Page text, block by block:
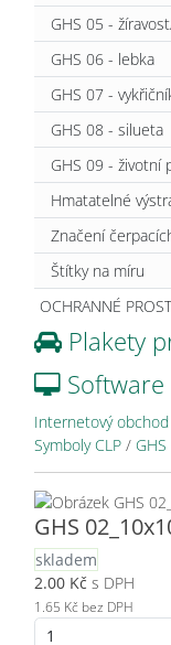
GHS 05 -
GHS 06 - lebka
GHS 07 -
GHS 08 - silueta
GHS 09 - životní
Hmatatelné
Značení
Štítky na míru
OCHRANNÉ
Plakety
Software
Internetový obchod
Symboly CLP/
GHS
skladem
2.00Kč s DPH
1.65 Kč bez DPH